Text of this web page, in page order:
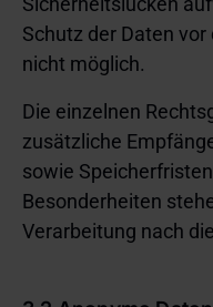
Schutz der Daten
nicht möglich.
Die einzelnen
zusätzliche
sowie
Besonderheiten
Verarbeitung nach